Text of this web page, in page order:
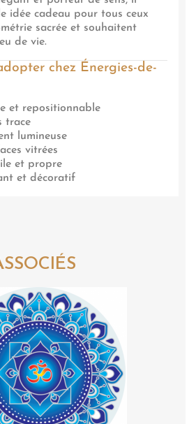
idée cadeau pour tous ceux
sacrée et souhaitent
de vie.
chez Énergies-de-
et repositionnable
trace
lumineuse
vitrées
et propre
et décoratif